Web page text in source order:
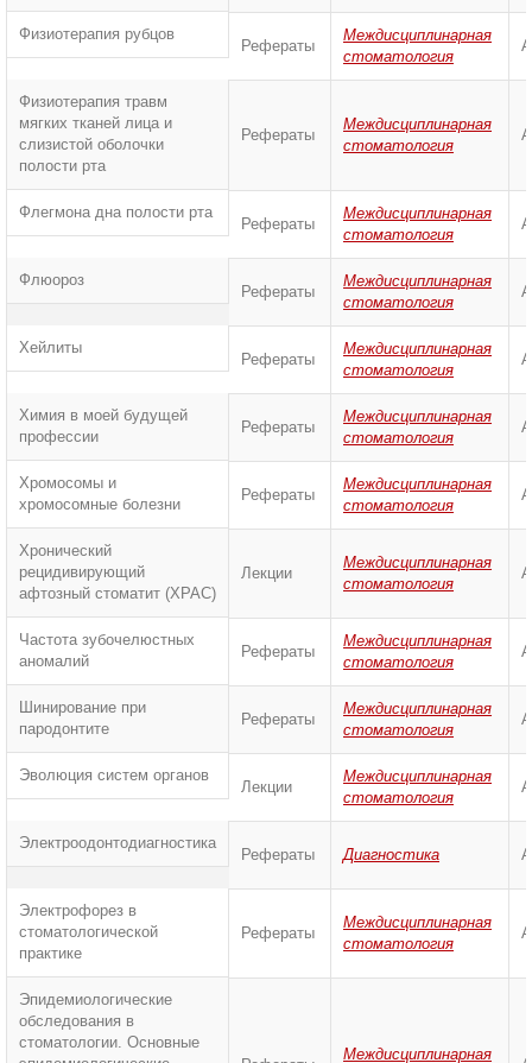
Физиотерапия рубцов
Рефераты
Междисциплинарная
стоматология
Физиотерапия травм
мягких тканей лица и
слизистой оболочки
полости рта
Рефераты
Междисциплинарная
стоматология
Флегмона дна полости рта
Рефераты
Междисциплинарная
стоматология
Флюороз
Рефераты
Междисциплинарная
стоматология
Хейлиты
Рефераты
Междисциплинарная
стоматология
Химия в моей будущей
профессии
Рефераты
Междисциплинарная
стоматология
Хромосомы и
хромосомные болезни
Рефераты
Междисциплинарная
стоматология
Хронический
рецидивирующий
афтозный стоматит (ХРАС)
Лекции
Междисциплинарная
стоматология
Частота зубочелюстных
аномалий
Рефераты
Междисциплинарная
стоматология
Шинирование при
пародонтите
Рефераты
Междисциплинарная
стоматология
Эволюция систем органов
Лекции
Междисциплинарная
стоматология
Электроодонтодиагностика
Рефераты Диагностика
Электрофорез в
стоматологической
практике
Рефераты
Междисциплинарная
стоматология
Эпидемиологические
обследования в
стоматологии. Основные
Междисциплинарная